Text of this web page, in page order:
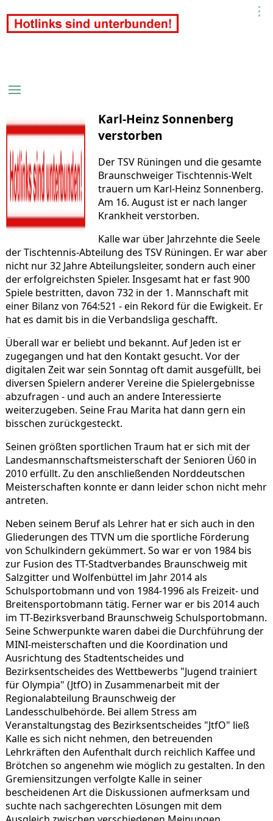
Karl-Heinz Sonnenberg
verstorben
Der TSV Rüningen und die gesamte
Braunschweiger Tischtennis-Welt
trauern um Karl-Heinz Sonnenberg.
Am 16. August ist er nach langer
Krankheit verstorben.
Kalle war über Jahrzehnte die Seele
der Tischtennis-Abteilung des TSV Rüningen. Er war aber
nicht nur 32 Jahre Abteilungsleiter, sondern auch einer
der erfolgreichsten Spieler. Insgesamt hat er fast 900
Spiele bestritten, davon 732 in der 1. Mannschaft mit
einer Bilanz von 764:521 - ein Rekord für die Ewigkeit. Er
hat es damit bis in die Verbandsliga geschafft.
Überall war er beliebt und bekannt. Auf Jeden ist er
zugegangen und hat den Kontakt gesucht. Vor der
digitalen Zeit war sein Sonntag oft damit ausgefüllt, bei
diversen Spielern anderer Vereine die Spielergebnisse
abzufragen - und auch an andere Interessierte
weiterzugeben. Seine Frau Marita hat dann gern ein
bisschen zurückgesteckt.
Seinen größten sportlichen Traum hat er sich mit der
Landesmannschaftsmeisterschaft der Senioren Ü60 in
2010 erfüllt. Zu den anschließenden Norddeutschen
Meisterschaften konnte er dann leider schon nicht mehr
antreten.
Neben seinem Beruf als Lehrer hat er sich auch in den
Gliederungen des TTVN um die sportliche Förderung
von Schulkindern gekümmert. So war er von 1984 bis
zur Fusion des TT-Stadtverbandes Braunschweig mit
Salzgitter und Wolfenbüttel im Jahr 2014 als
Schulsportobmann und von 1984-1996 als Freizeit- und
Breitensportobmann tätig. Ferner war er bis 2014 auch
im TT-Bezirksverband Braunschweig Schulsportobmann.
Seine Schwerpunkte waren dabei die Durchführung der
MINI-meisterschaften und die Koordination und
Ausrichtung des Stadtentscheides und
Bezirksentscheides des Wettbewerbs "Jugend trainiert
für Olympia" (JtfO) in Zusammenarbeit mit der
Regionalabteilung Braunschweig der
Landesschulbehörde. Bei allem Stress am
Veranstaltungstag des Bezirksentscheides "JtfO" ließ
Kalle es sich nicht nehmen, den betreuenden
Lehrkräften den Aufenthalt durch reichlich Kaffee und
Brötchen so angenehm wie möglich zu gestalten. In den
Gremiensitzungen verfolgte Kalle in seiner
bescheidenen Art die Diskussionen aufmerksam und
suchte nach sachgerechten Lösungen mit dem